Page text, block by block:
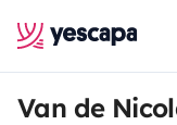
Van de